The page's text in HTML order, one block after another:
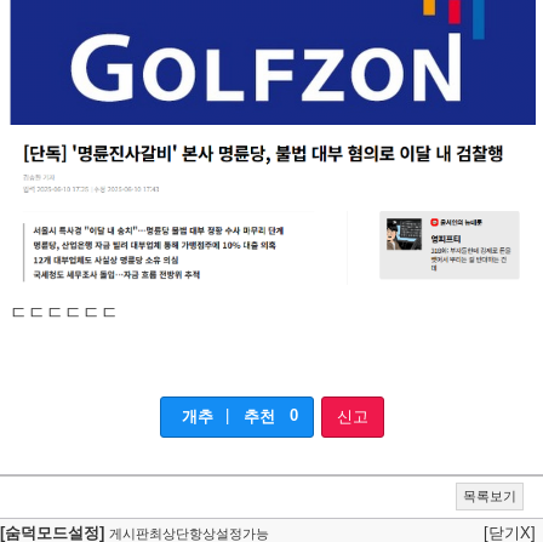
ㄷㄷㄷㄷㄷㄷ
개추 | 추천 0 신고
목록보기
[숨덕모드설정] 게시판최상단항상설정가능 [닫기X]